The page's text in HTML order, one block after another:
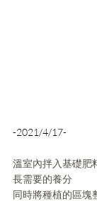
-2021/4/17-
溫室內拌入基礎肥
長需要的養分
同時將種植的區塊